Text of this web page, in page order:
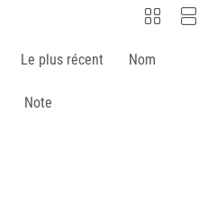
Le plus récent Nom
Note